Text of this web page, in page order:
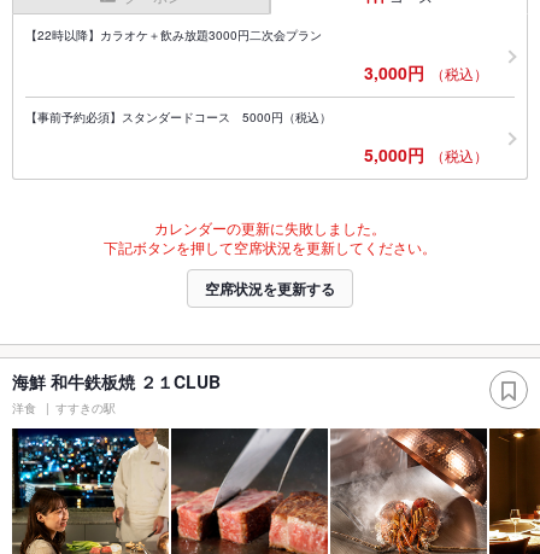
【22時以降】カラオケ＋飲み放題3000円二次会プラン
3,000円 （税込）
【事前予約必須】スタンダードコース 5000円（税込）
5,000円 （税込）
カレンダーの更新に失敗しました。
下記ボタンを押して空席状況を更新してください。
空席状況を更新する
海鮮 和牛鉄板焼 ２１CLUB
洋食 すすきの駅